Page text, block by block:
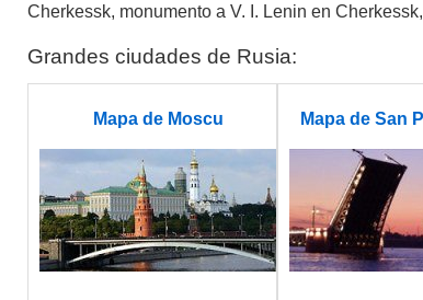
Cherkessk, monumento a V. I. Lenin en
Grandes ciudades de Rusia:
Mapa de Moscu Mapa de San